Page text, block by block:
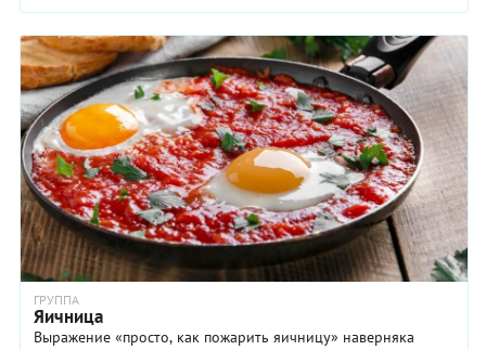
ГРУППА
Яичница
Выражение «просто, как пожарить яичницу» наверняка